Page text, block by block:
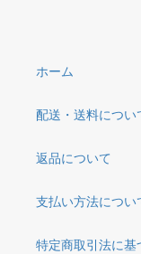
ホーム
配送・送料につい
返品について
支払い方法につい
特定商取引法に基